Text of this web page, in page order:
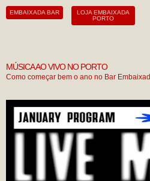
Skip
EMBAIXADA BAR
LOJA EMBAIXADA
PORTO
MÚSICA AO VIVO NO PORTO
Como começar bem o ano no Bar